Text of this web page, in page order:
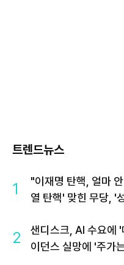
트렌드뉴스
1
"이재명 탄핵, 얼마
열 탄핵' 맞힌 무당, '
2
샌디스크, AI 수요에
이던스 실망에 '주가